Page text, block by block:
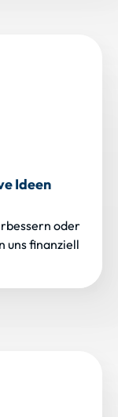
Ideen
oder
uns finanziell